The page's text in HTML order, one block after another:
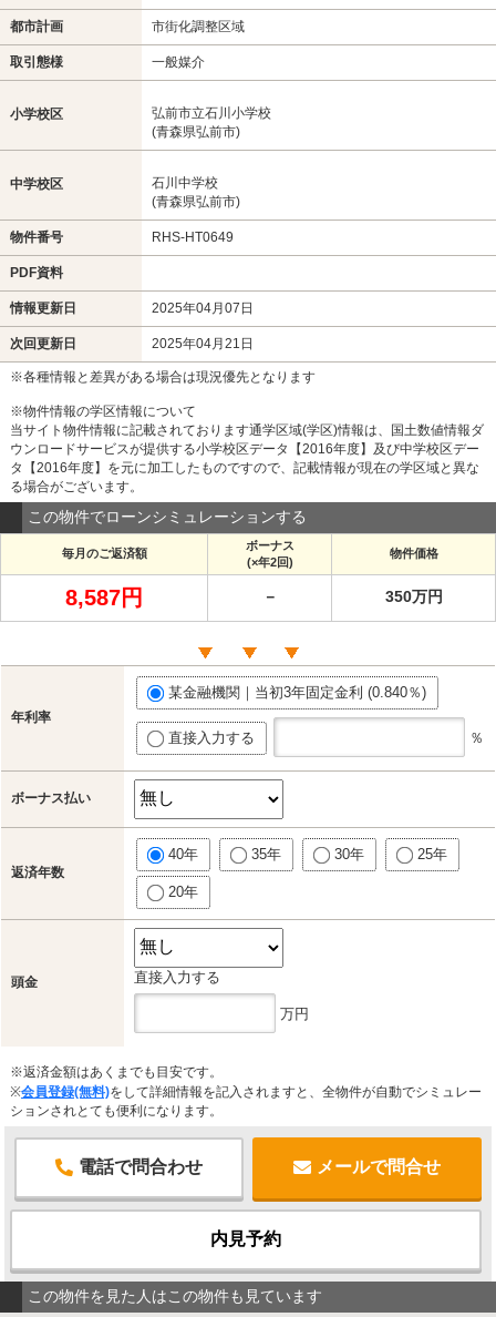
都市計画 市街化調整区域
取引態様 一般媒介
小学校区
弘前市立石川小学校
(青森県弘前市)
中学校区
石川中学校
(青森県弘前市)
物件番号 RHS-HT0649
PDF資料
情報更新日 2025年04月07日
次回更新日 2025年04月21日
※各種情報と差異がある場合は現況優先となります
※物件情報の学区情報について
当サイト物件情報に記載されております通学区域(学区)情報は、国土数値情報ダ
ウンロードサービスが提供する小学校区データ【2016年度】及び中学校区デー
タ【2016年度】を元に加工したものですので、記載情報が現在の学区域と異な
る場合がございます。
この物件でローンシミュレーションする
毎月のご返済額
ボーナス
(×年2回)
物件価格
8,587円 － 350万円
年利率
某金融機関｜当初3年固定金利 (0.840％)
直接入力する ％
ボーナス払い
返済年数
40年 35年 30年 25年
20年
頭金 直接入力する
万円
※返済金額はあくまでも目安です。
※会員登録(無料)をして詳細情報を記入されますと、全物件が自動でシミュレー
ションされとても便利になります。
電話で問合わせ メールで問合せ
内見予約
この物件を見た人はこの物件も見ています